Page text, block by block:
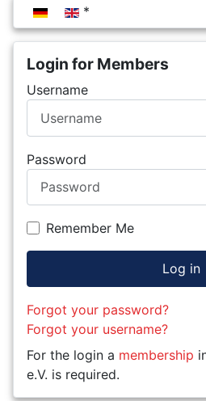
Select your language
Login for Members
Username
Password
Remember Me
Log in
Forgot your password?
Forgot your username?
For the login a membership
e.V. is required.